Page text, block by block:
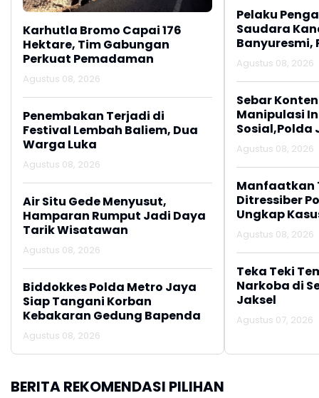
Karhutla Bromo Capai 176
Hektare, Tim Gabungan
Perkuat Pemadaman
Agustus 08, 2026
Penembakan Terjadi di
Festival Lembah Baliem, Dua
Warga Luka
Agustus 08, 2026
Air Situ Gede Menyusut,
Hamparan Rumput Jadi Daya
Tarik Wisatawan
Agustus 08, 2026
Biddokkes Polda Metro Jaya
Siap Tangani Korban
Kebakaran Gedung Bapenda
Agustus 08, 2026
Pelaku
Saudara
Banyuresmi,
Amankan
dari 24 Jam
Agustus 08, 2026
Sebar
Manipulasi
Sosial,Polda
Dua Pria
Agustus 08, 2026
Manfaatkan
Ditressiber
Ungkap
Kebencian
Agustus 08, 2026
Teka Teki
Narkoba di
Jaksel
Agustus 07, 2026
BERITA REKOMENDASI PILIHAN